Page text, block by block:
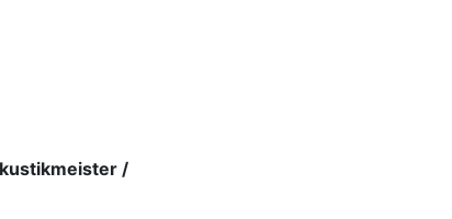
/